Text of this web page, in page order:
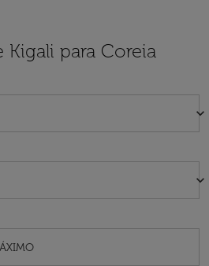
Kigali para Coreia
keyboard_arrow_down
keyboard_arrow_down